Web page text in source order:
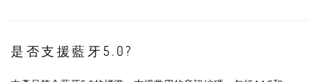
是否支援藍牙5.0?